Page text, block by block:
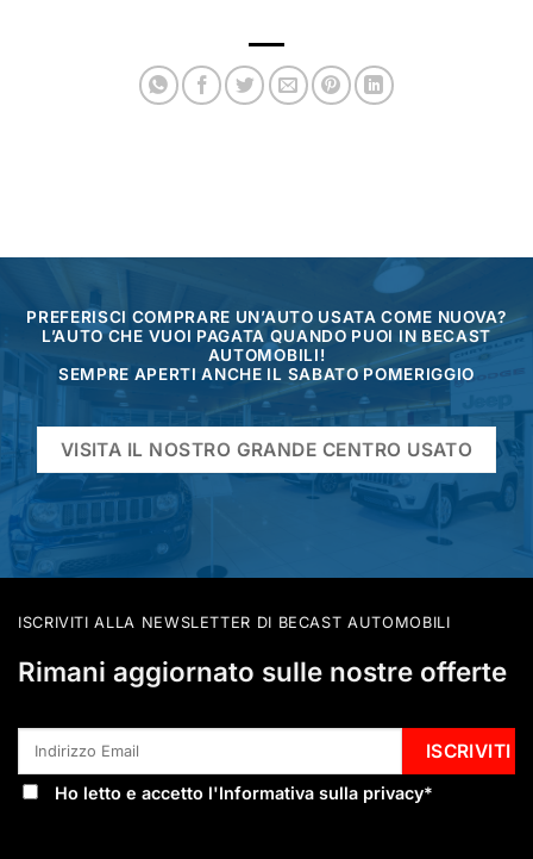
PREFERISCI COMPRARE UN’AUTO USATA COME NUOVA?
L’AUTO CHE VUOI PAGATA QUANDO PUOI IN BECAST
AUTOMOBILI!
SEMPRE APERTI ANCHE IL SABATO POMERIGGIO
VISITA IL NOSTRO GRANDE CENTRO USATO
ISCRIVITI ALLA NEWSLETTER DI BECAST AUTOMOBILI
Rimani aggiornato sulle nostre offerte
Ho letto e accetto l'Informativa sulla privacy*